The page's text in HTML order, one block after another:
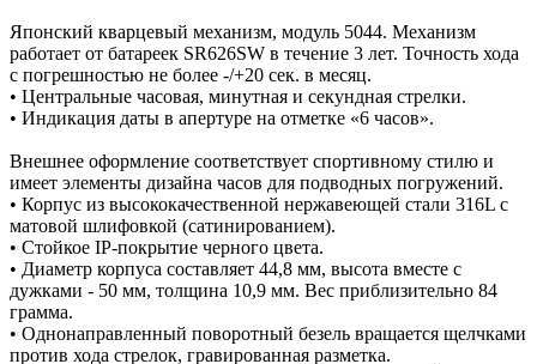
Японский кварцевый механизм, модуль 5044. Механизм
работает от батареек SR626SW в течение 3 лет. Точность хода
с погрешностью не более -/+20 сек. в месяц.
• Центральные часовая, минутная и секундная стрелки.
• Индикация даты в апертуре на отметке «6 часов».
Внешнее оформление соответствует спортивному стилю и
имеет элементы дизайна часов для подводных погружений.
• Корпус из высококачественной нержавеющей стали 316L с
матовой шлифовкой (сатинированием).
• Стойкое IP-покрытие черного цвета.
• Диаметр корпуса составляет 44,8 мм, высота вместе с
дужками - 50 мм, толщина 10,9 мм. Вес приблизительно 84
грамма.
• Однонаправленный поворотный безель вращается щелчками
против хода стрелок, гравированная разметка.